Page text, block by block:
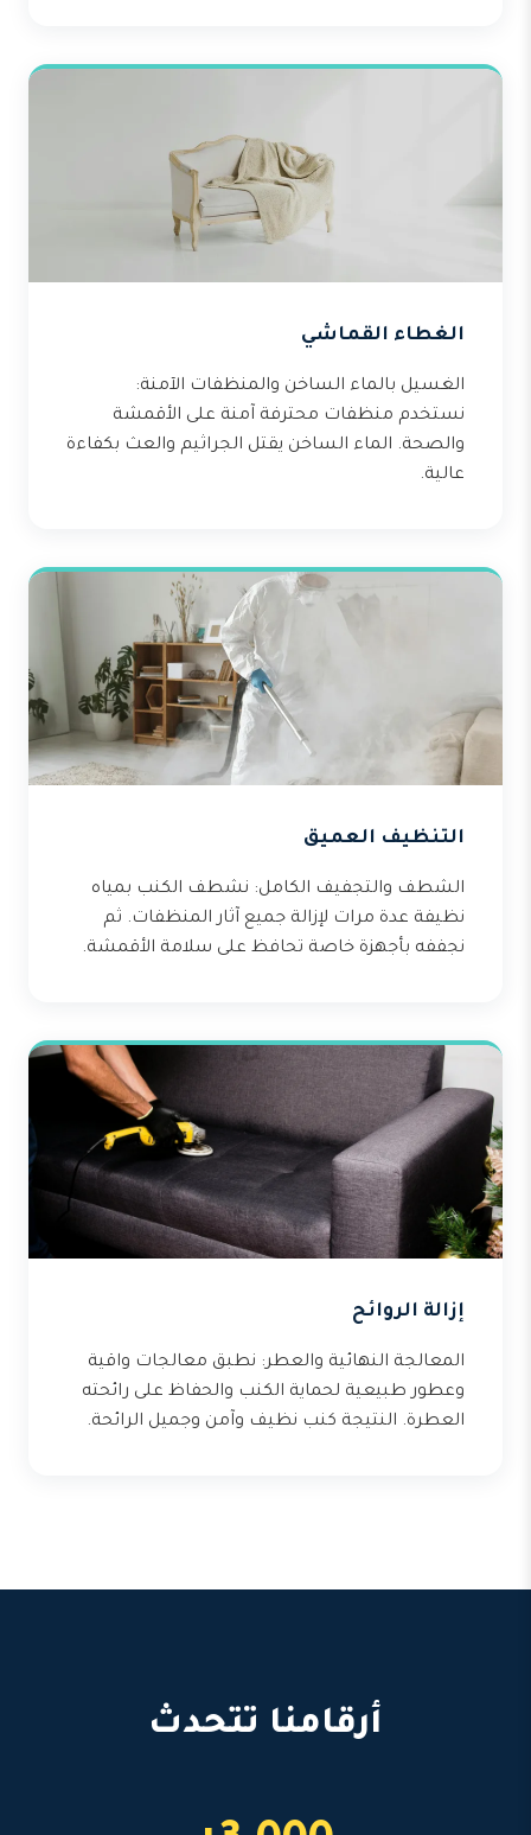
الغطاء القماشي
الغسيل بالماء الساخن والمنظفات الآمنة:
نستخدم منظفات محترفة آمنة على الأقمشة
والصحة. الماء الساخن يقتل الجراثيم والعث بكفاءة
عالية.
التنظيف العميق
الشطف والتجفيف الكامل: نشطف الكنب بمياه
نظيفة عدة مرات لإزالة جميع آثار المنظفات. ثم
نجففه بأجهزة خاصة تحافظ على سلامة الأقمشة.
إزالة الروائح
المعالجة النهائية والعطر: نطبق معالجات واقية
وعطور طبيعية لحماية الكنب والحفاظ على رائحته
العطرة. النتيجة كنب نظيف وآمن وجميل الرائحة.
أرقامنا تتحدث